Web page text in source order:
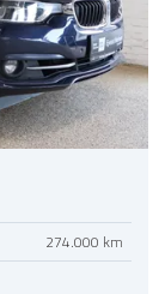
274.000 km